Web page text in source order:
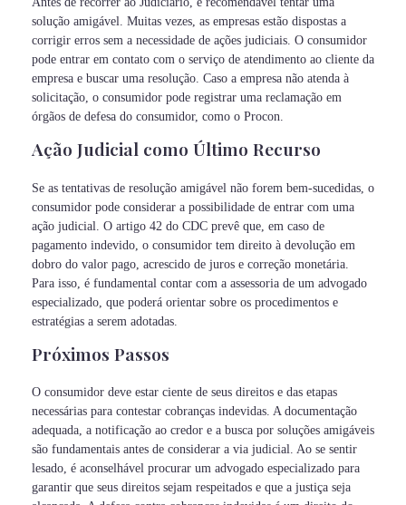
solução amigável. Muitas vezes, as empresas estão dispostas a
corrigir erros sem a necessidade de ações judiciais. O consumidor
pode entrar em contato com o serviço de atendimento ao cliente da
empresa e buscar uma resolução. Caso a empresa não atenda à
solicitação, o consumidor pode registrar uma reclamação em
órgãos de defesa do consumidor, como o Procon.
Ação Judicial como Último Recurso
Se as tentativas de resolução amigável não forem bem-sucedidas, o
consumidor pode considerar a possibilidade de entrar com uma
ação judicial. O artigo 42 do CDC prevê que, em caso de
pagamento indevido, o consumidor tem direito à devolução em
dobro do valor pago, acrescido de juros e correção monetária.
Para isso, é fundamental contar com a assessoria de um advogado
especializado, que poderá orientar sobre os procedimentos e
estratégias a serem adotadas.
Próximos Passos
O consumidor deve estar ciente de seus direitos e das etapas
necessárias para contestar cobranças indevidas. A documentação
adequada, a notificação ao credor e a busca por soluções amigáveis
são fundamentais antes de considerar a via judicial. Ao se sentir
lesado, é aconselhável procurar um advogado especializado para
garantir que seus direitos sejam respeitados e que a justiça seja